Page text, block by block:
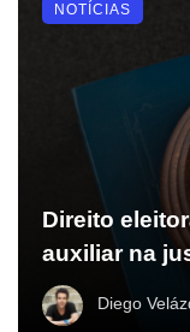
Direito
auxiliar na
Diego
NOTÍCIAS